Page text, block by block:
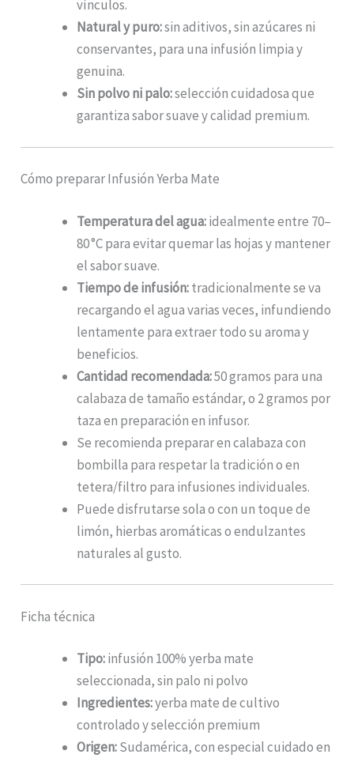
vínculos.
Natural y puro:sin aditivos, sin azúcares ni
conservantes, para una infusión limpia y
genuina.
Sin polvo ni palo:selección cuidadosa que
garantiza sabor suave y calidad premium.
Cómo preparar Infusión Yerba Mate
Temperatura del agua:idealmente entre 70–
80 °C para evitar quemar las hojas y mantener
el sabor suave.
Tiempo de infusión:tradicionalmente se va
recargando el agua varias veces, infundiendo
lentamente para extraer todo su aroma y
beneficios.
Cantidad recomendada:50 gramos para una
calabaza de tamaño estándar, o 2 gramos por
taza en preparación en infusor.
Se recomienda preparar en calabaza con
bombilla para respetar la tradición o en
tetera/filtro para infusiones individuales.
Puede disfrutarse sola o con un toque de
limón, hierbas aromáticas o endulzantes
naturales al gusto.
Ficha técnica
Tipo:infusión 100% yerba mate
seleccionada, sin palo ni polvo
Ingredientes:yerba mate de cultivo
controlado y selección premium
Origen:Sudamérica, con especial cuidado en